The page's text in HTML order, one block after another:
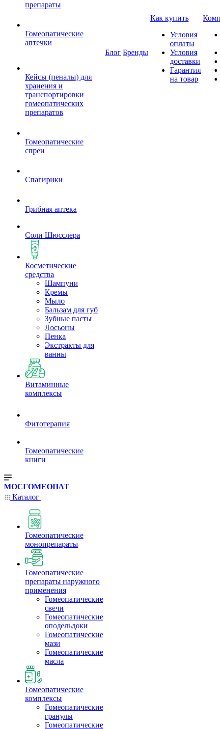
препараты
Гомеопатические
аптечки
Кейсы (пеналы) для
хранения и
транспортировки
гомеопатических
препаратов
Гомеопатические
спреи
Спагирики
Грибная аптека
Соли Шюсслера
Косметические
средства
Шампуни
Кремы
Мыло
Бальзам для губ
Зубные пасты
Лосьоны
Пенка
Экстракты для
ванны
Витаминные
комплексы
Фитотерапия
Гомеопатические
книги
Блог Бренды
Как купить
Условия
оплаты
Условия
доставки
Гарантия
на товар
МОСГОМЕОПАТ
Каталог
Гомеопатические
монопрепараты
Гомеопатические
препараты наружного
применения
Гомеопатические
свечи
Гомеопатические
оподельдоки
Гомеопатические
мази
Гомеопатические
масла
Гомеопатические
комплексы
Гомеопатические
гранулы
Гомеопатические